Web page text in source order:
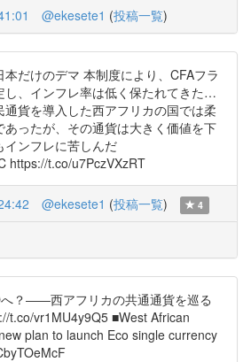
@ekesete1 (投稿一覧)
だけのデマ 本制度により、CFAフラ
し、インフレ率は低く保たれてきた…
貨を導入した西アフリカの国では柔
ったが、その通貨は大きく価値を下
インフレに苦しんだ
https://t.co/u7PczVXzRT
@ekesete1 (投稿一覧) 4
？――西アフリカの共通通貨を巡る
vr1MU4y9Q5 ■West African
plan to launch Eco single currency